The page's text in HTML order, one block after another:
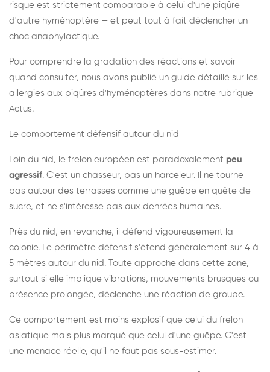
risque est strictement comparable à celui d'une piqûre
d'autre hyménoptère — et peut tout à fait déclencher un
choc anaphylactique.
Pour comprendre la gradation des réactions et savoir
quand consulter, nous avons publié un guide détaillé sur les
allergies aux piqûres d'hyménoptères dans notre rubrique
Actus.
Le comportement défensif autour du nid
Loin du nid, le frelon européen est paradoxalement peu
agressif. C'est un chasseur, pas un harceleur. Il ne tourne
pas autour des terrasses comme une guêpe en quête de
sucre, et ne s'intéresse pas aux denrées humaines.
Près du nid, en revanche, il défend vigoureusement la
colonie. Le périmètre défensif s'étend généralement sur 4 à
5 mètres autour du nid. Toute approche dans cette zone,
surtout si elle implique vibrations, mouvements brusques ou
présence prolongée, déclenche une réaction de groupe.
Ce comportement est moins explosif que celui du frelon
asiatique mais plus marqué que celui d'une guêpe. C'est
une menace réelle, qu'il ne faut pas sous-estimer.